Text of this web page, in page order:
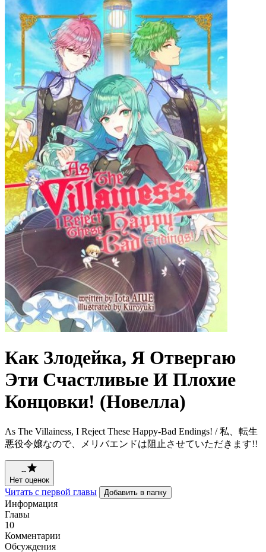
Как Злодейка, Я Отвергаю
Эти Счастливые И Плохие
Концовки! (Новелла)
As The Villainess, I Reject These Happy-Bad Endings! / 私、転生
悪役令嬢なので、メリバエンドは阻止させていただきます!!
--
Нет оценок
Читать с первой главы Добавить в папку
Информация
Главы
10
Комментарии
Обсуждения